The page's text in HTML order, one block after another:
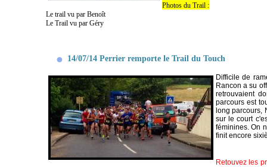
Photos du Trail :
Le trail vu par Benoît
Le Trail vu par Géry
14/07/14 Perrier remporte le Trail du Touch
Difficile de
Rancon a su
retrouvaient
parcours est
long parcours,
sur le court
féminines. On
finit encore
Retouvez les